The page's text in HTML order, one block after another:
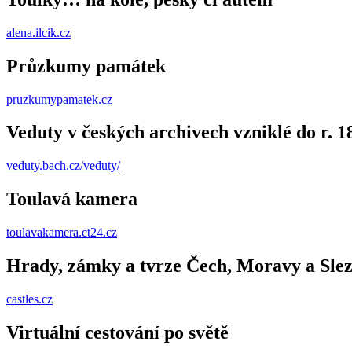
alena.ilcik.cz
Průzkumy památek
pruzkumypamatek.cz
Veduty v českých archivech vzniklé do r.
veduty.bach.cz/veduty/
Toulavá kamera
toulavakamera.ct24.cz
Hrady, zámky a tvrze Čech, Moravy a
castles.cz
Virtuální cestování po světě